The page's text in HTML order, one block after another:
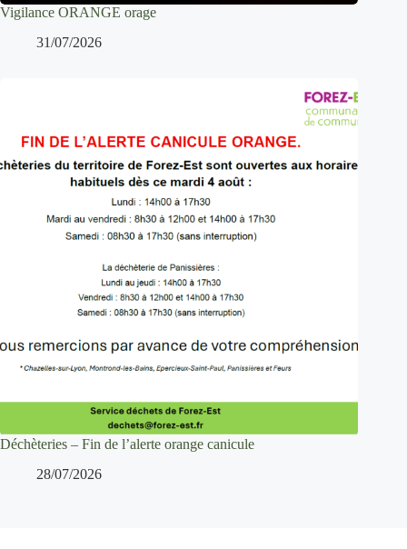
Vigilance ORANGE orage
31/07/2026
Déchèteries – Fin de l’alerte orange canicule
28/07/2026